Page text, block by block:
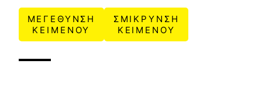
ΜΕΓΕΘΥΝΣΗ
ΚΕΙΜΕΝΟΥ
ΣΜΙΚΡΥΝΣΗ
ΚΕΙΜΕΝΟΥ